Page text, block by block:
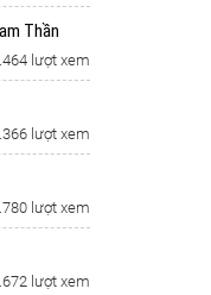
Thần
lượt xem
lượt xem
lượt xem
lượt xem